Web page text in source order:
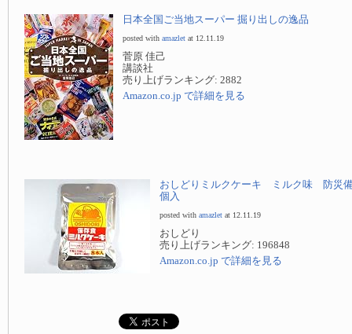
日本全国ご当地スーパー 掘り出しの逸品
posted with amazlet at 12.11.19
菅原 佳己
講談社
売り上げランキング: 2882
Amazon.co.jp で詳細を見る
おしどりミルクケーキ ミルク味 防災
個入
posted with amazlet at 12.11.19
おしどり
売り上げランキング: 196848
Amazon.co.jp で詳細を見る